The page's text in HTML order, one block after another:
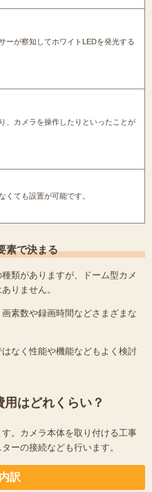
ーが察知してホワイトLEDを発光する
、カメラを操作したりといったことが
くても設置が可能です。
素で決まる
類がありますが、ドーム型カメ
りません。
素数や録画時間などさまざまな
なく性能や機能などもよく検討
はどれくらい？
。カメラ本体を取り付ける工事
ーの接続なども行います。
訳